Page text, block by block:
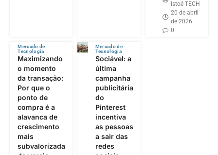
Istoé TECH
20 de abril
de 2026
0
Mercado de
Tecnologia
Maximizando
o momento
da transação:
Por que o
ponto de
compra é a
alavanca de
crescimento
mais
subvalorizada
Mercado de
Tecnologia
Sociável: a
última
campanha
publicitária
do
Pinterest
incentiva
as pessoas
a sair das
redes